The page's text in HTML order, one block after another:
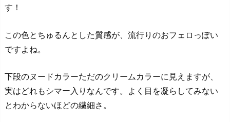
す！
この色とちゅるんとした質感が、流行りのおフェロっぽい
ですよね。
下段のヌードカラーただのクリームカラーに見えますが、
実はどれもシマー入りなんです。よく目を凝らしてみない
とわからないほどの繊細さ。